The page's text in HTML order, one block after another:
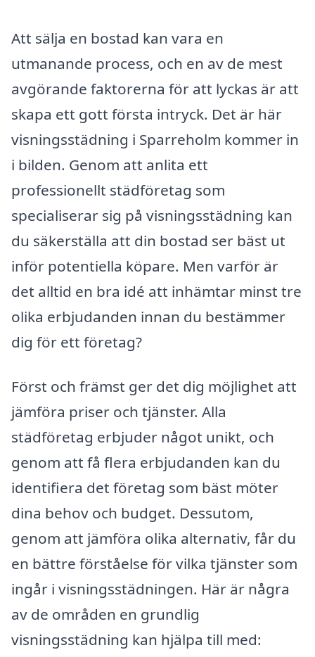
Att sälja en bostad kan vara en
utmanande process, och en av de mest
avgörande faktorerna för att lyckas är att
skapa ett gott första intryck. Det är här
visningsstädning i Sparreholm kommer in
i bilden. Genom att anlita ett
professionellt städföretag som
specialiserar sig på visningsstädning kan
du säkerställa att din bostad ser bäst ut
inför potentiella köpare. Men varför är
det alltid en bra idé att inhämtar minst tre
olika erbjudanden innan du bestämmer
dig för ett företag?
Först och främst ger det dig möjlighet att
jämföra priser och tjänster. Alla
städföretag erbjuder något unikt, och
genom att få flera erbjudanden kan du
identifiera det företag som bäst möter
dina behov och budget. Dessutom,
genom att jämföra olika alternativ, får du
en bättre förståelse för vilka tjänster som
ingår i visningsstädningen. Här är några
av de områden en grundlig
visningsstädning kan hjälpa till med: